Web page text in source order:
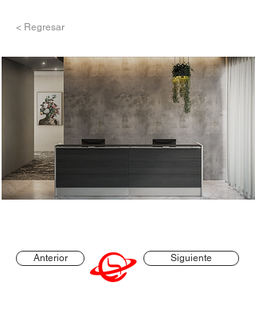
< Regresar
Anterior Siguiente